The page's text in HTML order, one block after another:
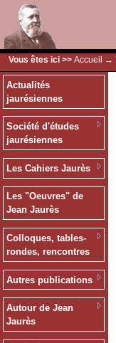
Vous êtes ici >> Accueil →
Actualités
jaurésiennes
Société d'études
jaurésiennes
Les Cahiers Jaurès
Les "Oeuvres" de
Jean Jaurès
Colloques, tables-
rondes, rencontres
Autres publications
Autour de Jean
Jaurès